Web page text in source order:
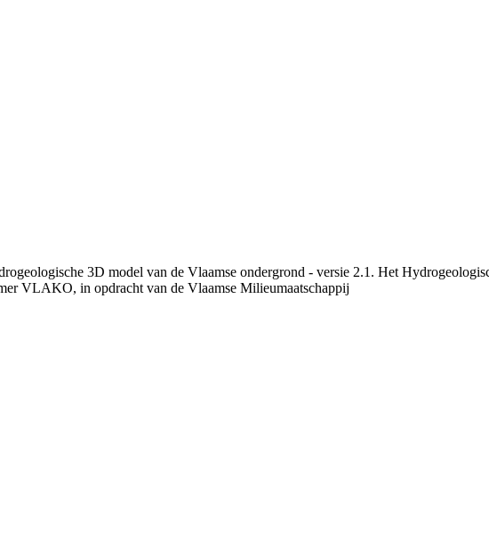
3D model van de Vlaamse ondergrond - versie 2.1. Het
VLAKO, in opdracht van de Vlaamse Milieumaatschappij